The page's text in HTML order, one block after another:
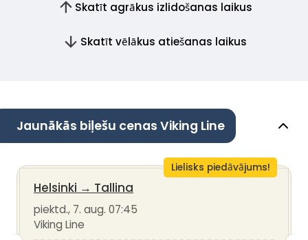
Skatīt agrākus izlidošanas laikus
Skatīt vēlākus atiešanas laikus
Jaunākās biļešu cenas Viking Line
Lielisks piedāvājums!
Helsinki → Tallina
piektd., 7. aug. 07:45
Viking Line